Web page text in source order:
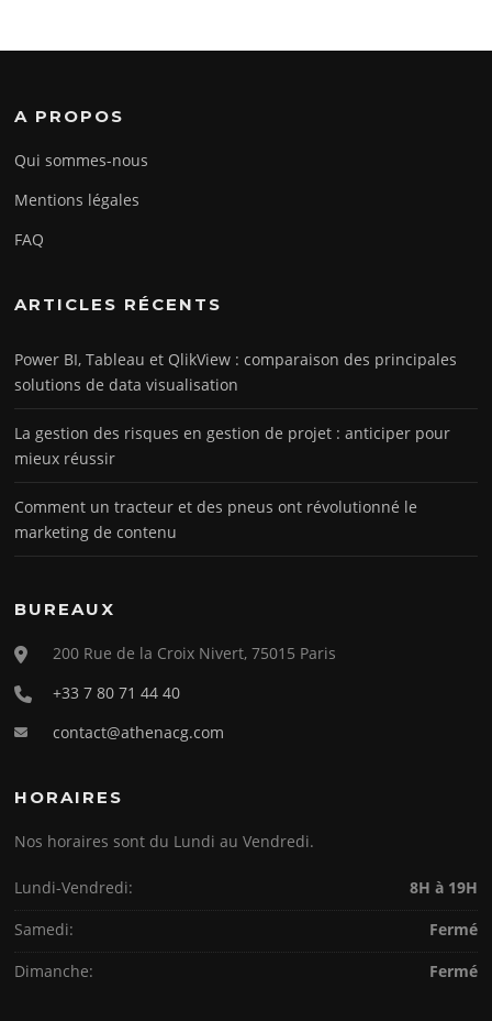
A PROPOS
Qui sommes-nous
Mentions légales
FAQ
ARTICLES RÉCENTS
Power BI, Tableau et QlikView : comparaison des principales
solutions de data visualisation
La gestion des risques en gestion de projet : anticiper pour
mieux réussir
Comment un tracteur et des pneus ont révolutionné le
marketing de contenu
BUREAUX
200 Rue de la Croix Nivert, 75015 Paris
+33 7 80 71 44 40
contact@athenacg.com
HORAIRES
Nos horaires sont du Lundi au Vendredi.
Lundi-Vendredi:
8H à 19H
Samedi:
Fermé
Dimanche:
Fermé